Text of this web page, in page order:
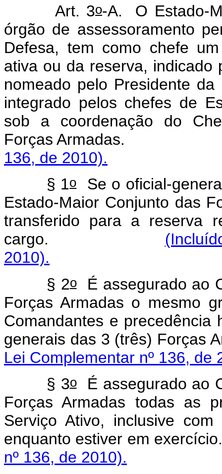
Art. 3o-A. O Estado-
órgão de assessoramento
Defesa, tem como chefe
ativa ou da reserva, indicado
nomeado pelo Presidente
integrado pelos chefes de
sob a coordenação do
Forças
136, de 2010).
§ 1oSe o oficial-
Estado-Maior Conjunto das
transferido para a reserva
cargo.
2010).
§ 2oÉ assegurado ao
Forças Armadas o mesmo
Comandantes e precedência
generais das 3 (três)
Lei Complementar nº 136, de
§ 3oÉ assegurado ao
Forças Armadas todas as
Serviço Ativo, inclusive
enquanto estiver em
nº 136, de 2010).